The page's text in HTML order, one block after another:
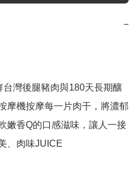
−
摩機按摩每一片肉干，將濃郁
嫩香Q的口感滋味，讓人一接
、肉味JUICE